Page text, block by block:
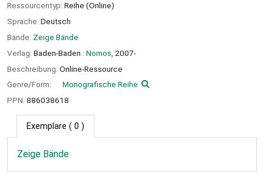
Ressourcentyp: Reihe (Online)
Sprache: Deutsch
Bände: Zeige Bände
Verlag: Baden-Baden : Nomos, 2007-
Beschreibung: Online-Ressource
Genre/Form:
Monografische Reihe
PPN: 886038618
Exemplare ( 0 )
Zeige Bände